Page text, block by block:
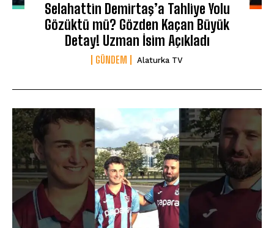
Selahattin Demirtaş’a Tahliye Yolu
Gözüktü mü? Gözden Kaçan Büyük
Detay! Uzman İsim Açıkladı
GÜNDEM Alaturka TV